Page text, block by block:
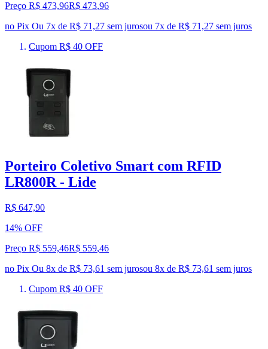
Preço R$ 473,96R$ 473,96
no Pix Ou 7x de R$ 71,27 sem jurosou 7x de R$ 71,27 sem juros
Cupom R$ 40 OFF
Porteiro Coletivo Smart com RFID
LR800R - Lide
R$ 647,90
14% OFF
Preço R$ 559,46R$ 559,46
no Pix Ou 8x de R$ 73,61 sem jurosou 8x de R$ 73,61 sem juros
Cupom R$ 40 OFF